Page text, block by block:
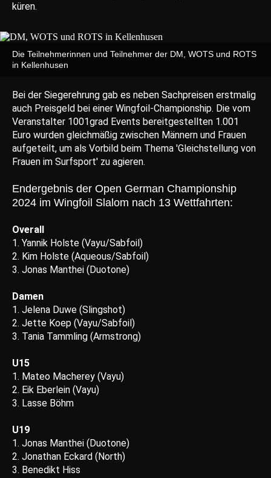
küren.
Die Teilnehmerinnen und Teilnehmer der DM, WOTS und ROTS
in Kellenhusen
Bei der Siegerehrung gab es neben Sachpreisen erstmalig
auch Preisgeld bei einer Wingfoil-Championship. Die vom
Veranstalter 1001grad Events bereitgestellten 1.001
Euro wurden gleichmäßig zwischen Männern und Frauen
aufgeteilt, um als Vorbild beim Thema 'Gleichstellung von
Frauen im Surfsport' zu agieren.
Endergebnis der Open German Championship
2024 im Wingfoil Slalom nach 13 Wettfahrten:
Overall
1. Yannik Holste (Vayu/Sabfoil)
2. Kim Holste (Aqueous/Sabfoil)
3. Jonas Manthei (Duotone)
Damen
1. Jelena Duwe (Slingshot)
2. Jette Koep (Vayu/Sabfoil)
3. Tania Tammling (Armstrong)
U15
1. Mateo Macherey (Vayu)
2. Eik Eberlein (Vayu)
3. Lasse Böhm
U19
1. Jonas Manthei (Duotone)
2. Jonathan Eckard (North)
3. Benedikt Hiss